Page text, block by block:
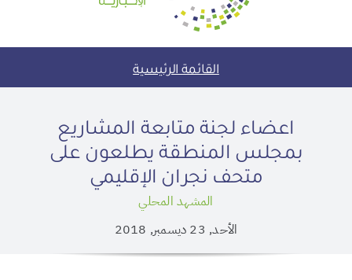
القائمة الرئيسية
اعضاء لجنة متابعة المشاريع
بمجلس المنطقة يطلعون على
متحف نجران الإقليمي
المشهد المحلي
الأحد, 23 ديسمبر, 2018